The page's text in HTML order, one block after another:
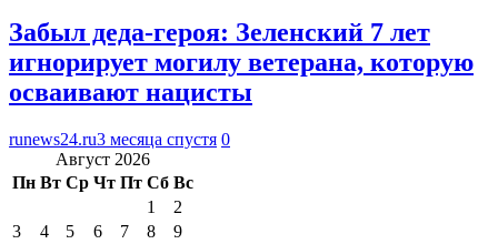
Забыл деда-героя: Зеленский 7 лет
игнорирует могилу ветерана, которую
осваивают нацисты
runews24.ru3 месяца спустя 0
Август 2026
Пн Вт Ср Чт Пт Сб Вс
1
2
3
4 5 6 7 8
9